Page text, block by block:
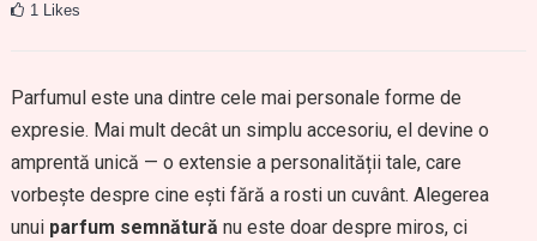
1 Likes
Parfumul este una dintre cele mai personale forme de
expresie. Mai mult decât un simplu accesoriu, el devine o
amprentă unică — o extensie a personalității tale, care
vorbește despre cine ești fără a rosti un cuvânt. Alegerea
unui parfum semnătură nu este doar despre miros, ci